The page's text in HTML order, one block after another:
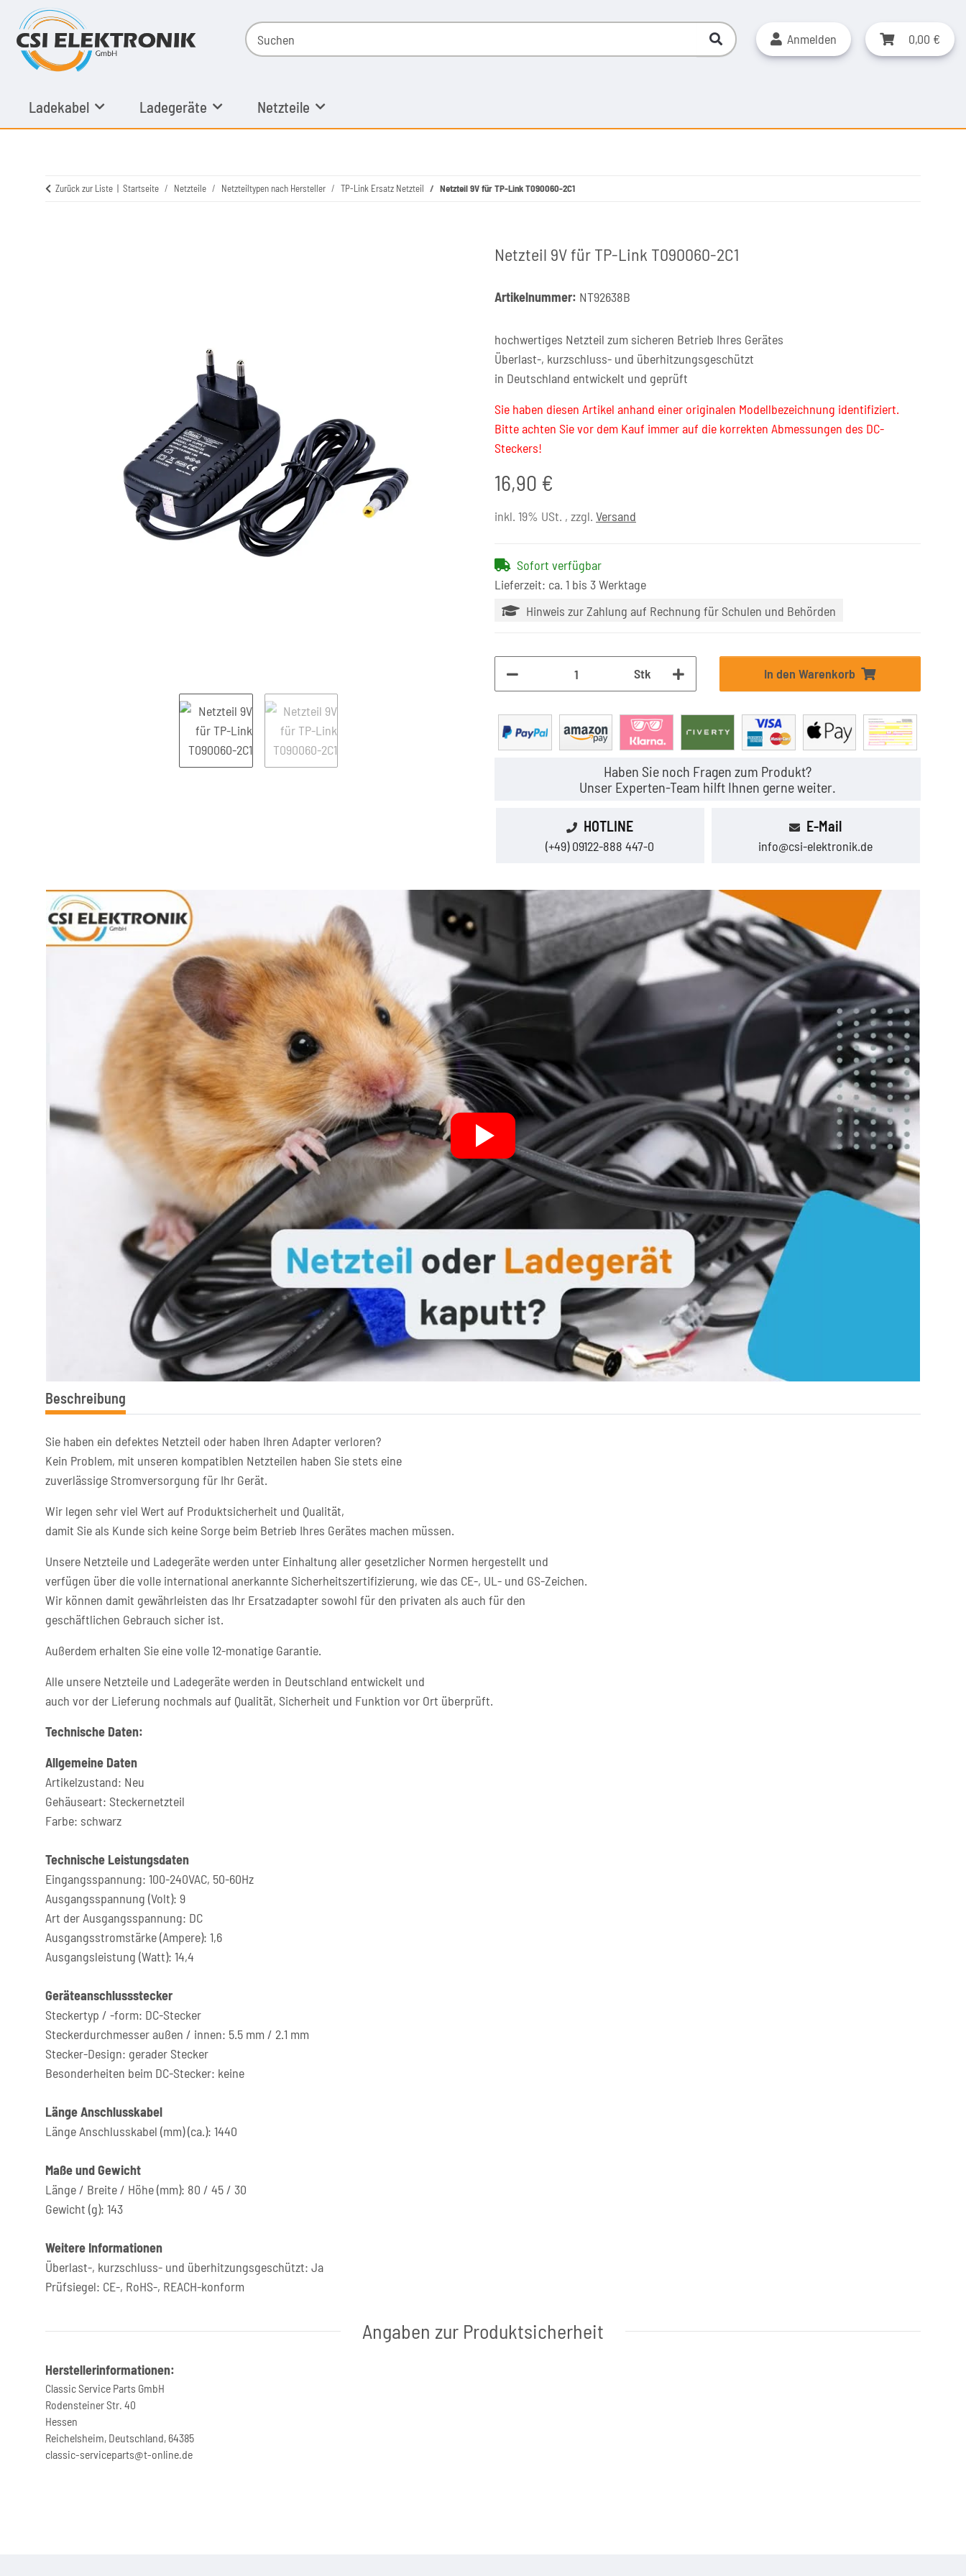
Anmelden 0,00 €
Ladekabel Ladegeräte Netzteile
Zurück zur Liste Startseite Netzteile Netzteiltypen nach Hersteller TP-Link Ersatz Netzteil Netzteil 9V für TP-Link T090060-2C1
Netzteil 9V für TP-Link T090060-2C1
Artikelnummer: NT92638B
hochwertiges Netzteil zum sicheren Betrieb Ihres Gerätes
Überlast-, kurzschluss- und überhitzungsgeschützt
in Deutschland entwickelt und geprüft
Sie haben diesen Artikel anhand einer originalen Modellbezeichnung identifiziert.
Bitte achten Sie vor dem Kauf immer auf die korrekten Abmessungen des DC-
Steckers!
16,90 €
inkl. 19% USt. , zzgl. Versand
Sofort verfügbar
Lieferzeit: ca. 1 bis 3 Werktage
Hinweis zur Zahlung auf Rechnung für Schulen und Behörden
Stk In den Warenkorb
Haben Sie noch Fragen zum Produkt?
Unser Experten-Team hilft Ihnen gerne weiter.
HOTLINE
(+49) 09122-888 447-0
E-Mail
info@csi-elektronik.de
weitere Registerkarten anzeigen
Beschreibung
Sie haben ein defektes Netzteil oder haben Ihren Adapter verloren?
Kein Problem, mit unseren kompatiblen Netzteilen haben Sie stets eine
zuverlässige Stromversorgung für Ihr Gerät.
Wir legen sehr viel Wert auf Produktsicherheit und Qualität,
damit Sie als Kunde sich keine Sorge beim Betrieb Ihres Gerätes machen müssen.
Unsere Netzteile und Ladegeräte werden unter Einhaltung aller gesetzlicher Normen hergestellt und
verfügen über die volle international anerkannte Sicherheitszertifizierung, wie das CE-, UL- und GS-Zeichen.
Wir können damit gewährleisten das Ihr Ersatzadapter sowohl für den privaten als auch für den
geschäftlichen Gebrauch sicher ist.
Außerdem erhalten Sie eine volle 12-monatige Garantie.
Alle unsere Netzteile und Ladegeräte werden in Deutschland entwickelt und
auch vor der Lieferung nochmals auf Qualität, Sicherheit und Funktion vor Ort überprüft.
Technische Daten:
Allgemeine Daten
Artikelzustand: Neu
Gehäuseart: Steckernetzteil
Farbe: schwarz
Technische Leistungsdaten
Eingangsspannung: 100-240VAC, 50-60Hz
Ausgangsspannung (Volt): 9
Art der Ausgangsspannung: DC
Ausgangsstromstärke (Ampere): 1,6
Ausgangsleistung (Watt): 14,4
Geräteanschlussstecker
Steckertyp / -form: DC-Stecker
Steckerdurchmesser außen / innen: 5.5 mm / 2.1 mm
Stecker-Design: gerader Stecker
Besonderheiten beim DC-Stecker: keine
Länge Anschlusskabel
Länge Anschlusskabel (mm) (ca.): 1440
Maße und Gewicht
Länge / Breite / Höhe (mm): 80 / 45 / 30
Gewicht (g): 143
Weitere Informationen
Überlast-, kurzschluss- und überhitzungsgeschützt: Ja
Prüfsiegel: CE-, RoHS-, REACH-konform
Angaben zur Produktsicherheit
Herstellerinformationen:
Classic Service Parts GmbH
Rodensteiner Str. 40
Hessen
Reichelsheim, Deutschland, 64385
classic-serviceparts@t-online.de